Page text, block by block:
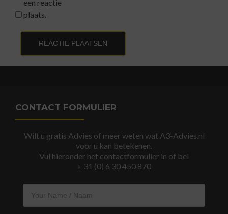
een reactie
plaats.
CONTACT FORMULIER
Wilt u gratis Advies of meer weten wat A3-Advies.nl
voor u kan betekenen.
Vul hieronder het contactformulier in of bel
+ 31 (0) 6 30 450 870